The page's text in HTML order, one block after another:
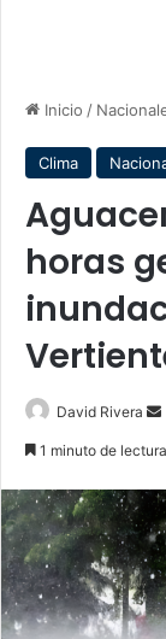
Inicio /
Clima
horas
David Rivera
1 minuto de lectura